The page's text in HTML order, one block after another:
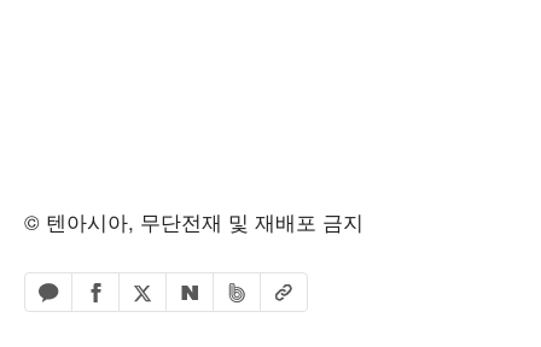
© 텐아시아, 무단전재 및 재배포 금지
카카오톡 공유하기
페이스북 공유하기
엑스 공유하기
네이버 공유하기
밴드 공유하기
URL복사